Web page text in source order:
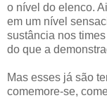
o nível do elenco.
em um nível
sustância nos
do que a
Mas esses já são
comemore-se,